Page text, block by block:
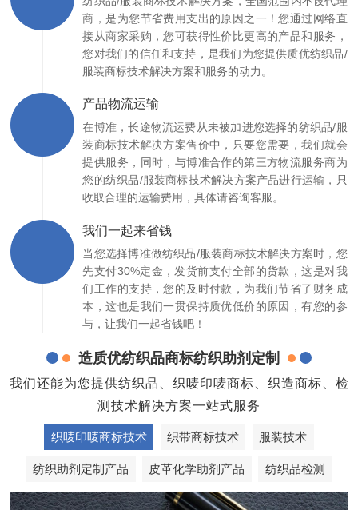
商，是为您节省费用支出的原因之一！您通过网络直
接从商家采购，您可获得性价比更高的产品和服务，
您对我们的信任和支持，是我们为您提供质优纺织品/
服装商标技术解决方案和服务的动力。
产品物流运输
在博准，长途物流运费从未被加进您选择的纺织品/服
装商标技术解决方案售价中，只要您需要，我们就会
提供服务，同时，与博准合作的第三方物流服务商为
您的纺织品/服装商标技术解决方案产品进行运输，只
收取合理的运输费用，具体请咨询客服。
我们一起来省钱
当您选择博准做纺织品/服装商标技术解决方案时，您
先支付30%定金，发货前支付全部的货款，这是对我
们工作的支持，您的及时付款，为我们节省了财务成
本，这也是我们一贯保持质优低价的原因，有您的参
与，让我们一起省钱吧！
造质优纺织品商标纺织助剂定制
我们还能为您提供纺织品、织唛印唛商标、织造商标、检
测技术解决方案一站式服务
织唛印唛商标技术 织带商标技术 服装技术
纺织助剂定制产品 皮革化学助剂产品 纺织品检测